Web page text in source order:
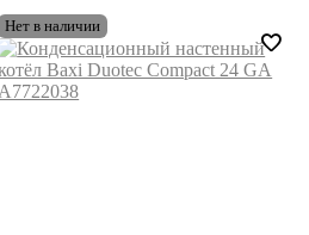
Нет в наличии